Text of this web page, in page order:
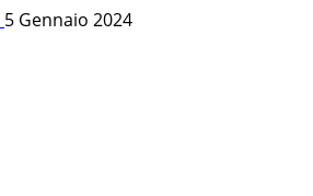
5 Gennaio 2024